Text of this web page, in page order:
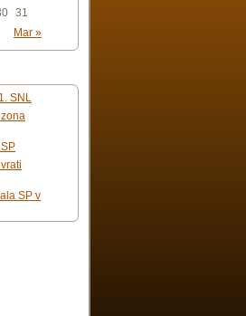
Mar »
31
SNL
SP v